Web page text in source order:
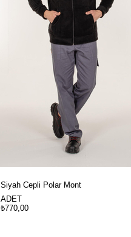
Siyah Cepli Polar Mont
ADET
₺770,00